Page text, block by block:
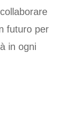
futuro per
in ogni